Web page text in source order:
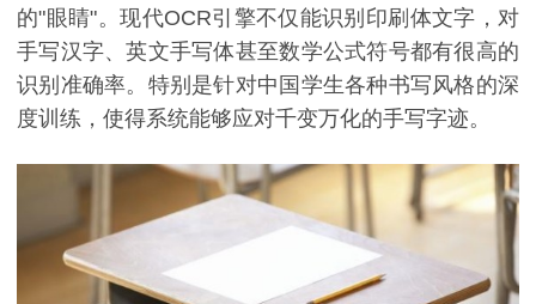
的"眼睛"。现代OCR引擎不仅能识别印刷体文字，对
手写汉字、英文手写体甚至数学公式符号都有很高的
识别准确率。特别是针对中国学生各种书写风格的深
度训练，使得系统能够应对千变万化的手写字迹。